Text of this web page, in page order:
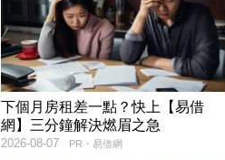
下個月房租差一點？快上【易借
網】三分鐘解決燃眉之急
PR・易借網
2026-08-07